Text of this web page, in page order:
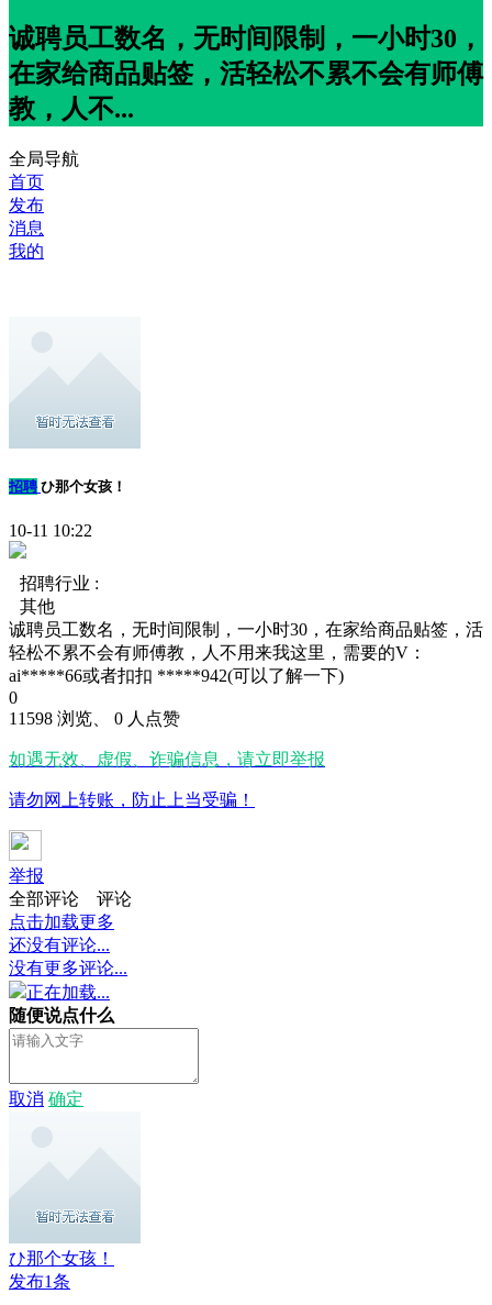
诚聘员工数名，无时间限制，一小时30，
在家给商品贴签，活轻松不累不会有师傅
教，人不...
全局导航
首页
发布
消息
我的
招聘 ひ那个女孩！
10-11 10:22
招聘行业 :
其他
诚聘员工数名，无时间限制，一小时30，在家给商品贴签，活
轻松不累不会有师傅教，人不用来我这里，需要的V：
ai*****66或者扣扣 *****942(可以了解一下)
0
11598 浏览、 0 人点赞
如遇无效、虚假、诈骗信息，请立即举报
请勿网上转账，防止上当受骗！
举报
全部评论
评论
点击加载更多
还没有评论...
没有更多评论...
正在加载...
随便说点什么
取消 确定
ひ那个女孩！
发布1条